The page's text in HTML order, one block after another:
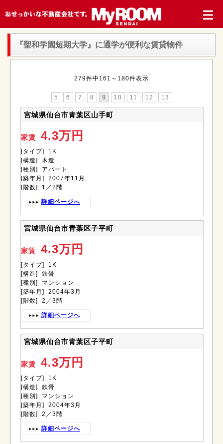
『聖和学園短期大学』 に通学が便利な賃貸物件
279件中161～180件表示
5 6 7 8 9 10 11 12 13
宮城県仙台市青葉区山手町
家賃 4.3万円
[タイプ] 1K
[構造] 木造
[種別] アパート
[築年月] 2007年11月
[階数] 1／2階
詳細ページへ
宮城県仙台市青葉区子平町
家賃 4.3万円
[タイプ] 1K
[構造] 鉄骨
[種別] マンション
[築年月] 2004年3月
[階数] 2／3階
詳細ページへ
宮城県仙台市青葉区子平町
家賃 4.3万円
[タイプ] 1K
[構造] 鉄骨
[種別] マンション
[築年月] 2004年3月
[階数] 2／3階
詳細ページへ